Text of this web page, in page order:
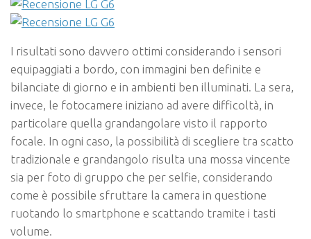
I risultati sono davvero ottimi considerando i sensori
equipaggiati a bordo, con immagini ben definite e
bilanciate di giorno e in ambienti ben illuminati. La sera,
invece, le fotocamere iniziano ad avere difficoltà, in
particolare quella grandangolare visto il rapporto
focale. In ogni caso, la possibilità di scegliere tra scatto
tradizionale e grandangolo risulta una mossa vincente
sia per foto di gruppo che per selfie, considerando
come è possibile sfruttare la camera in questione
ruotando lo smartphone e scattando tramite i tasti
volume.